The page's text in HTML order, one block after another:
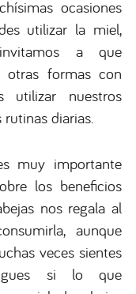
ocasiones
utilizar la miel,
a que
otras formas con
utilizar nuestros
diarias.
muy importante
los beneficios
nos regala al
aunque
veces sientes
si lo que